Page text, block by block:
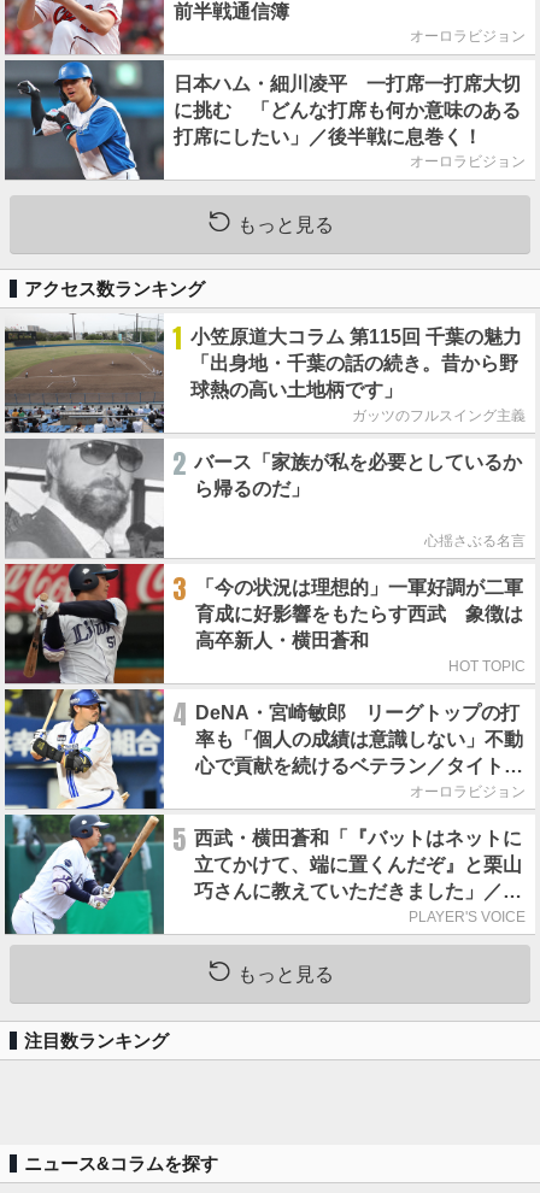
前半戦通信簿
オーロラビジョン
日本ハム・細川凌平 一打席一打席大切
に挑む 「どんな打席も何か意味のある
打席にしたい」／後半戦に息巻く！
オーロラビジョン
もっと見る
アクセス数ランキング
1 小笠原道大コラム 第115回 千葉の魅力
「出身地・千葉の話の続き。昔から野
球熱の高い土地柄です」
ガッツのフルスイング主義
2 バース「家族が私を必要としているか
ら帰るのだ」
心揺さぶる名言
3
「今の状況は理想的」一軍好調が二軍
育成に好影響をもたらす西武 象徴は
高卒新人・横田蒼和
HOT TOPIC
4
DeNA・宮崎敏郎 リーグトップの打
率も「個人の成績は意識しない」不動
心で貢献を続けるベテラン／タイトル
オーロラビジョン
5 西武・横田蒼和「『バットはネットに
立てかけて、端に置くんだぞ』と栗山
巧さんに教えていただきました」／憧
PLAYER'S VOICE
もっと見る
注目数ランキング
ニュース&コラムを探す